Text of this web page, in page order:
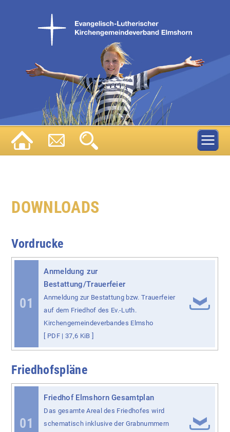
DOWNLOADS
Vordrucke
01
Anmeldung zur
Bestattung/Trauerfeier
Anmeldung zur Bestattung bzw. Trauerfeier
auf dem Friedhof des Ev.-Luth.
Kirchengemeindeverbandes Elmsho
PDF | 37,6 KiB ]
Friedhofspläne
01
Friedhof Elmshorn Gesamtplan
Das gesamte Areal des Friedhofes wird
schematisch inklusive der Grabnummern